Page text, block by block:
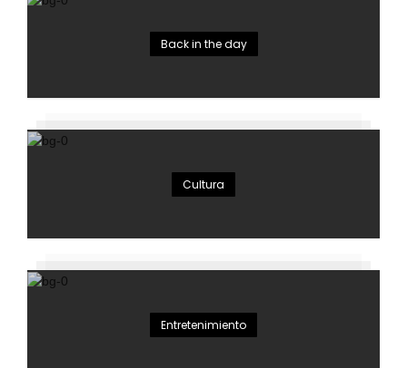
Back in the day
Cultura
Entretenimiento